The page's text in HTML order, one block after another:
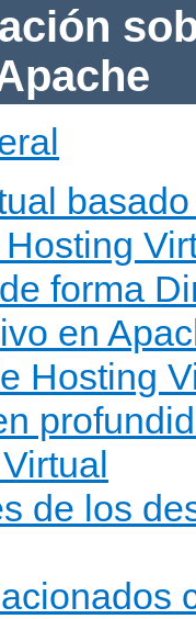
forma
en
Hosting
de los